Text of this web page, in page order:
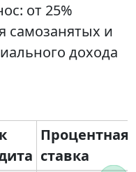
от 25%
самозанятых и
дохода
Процентная
ставка